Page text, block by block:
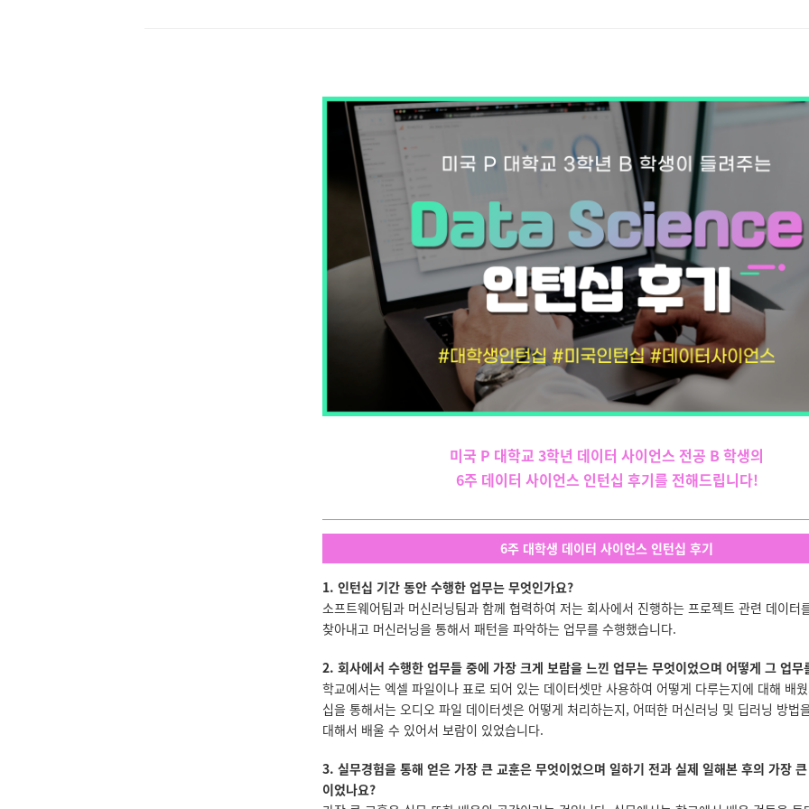
미국 P 대학교 3학년 데이터 사이언스 전공 B 학생의
6주 데이터 사이언스 인턴십 후기를 전해드립니다!
6주 대학생 데이터 사이언스 인턴십 후기
1. 인턴십 기간 동안 수행한 업무는 무엇인가요?
소프트웨어팀과 머신러닝팀과 함께 협력하여 저는 회사에서 진행하는 프로젝트 관련 데이터
찾아내고 머신러닝을 통해서 패턴을 파악하는 업무를 수행했습니다.
2. 회사에서 수행한 업무들 중에 가장 크게 보람을 느낀 업무는 무엇이었으며 어떻게 그 업무
학교에서는 엑셀 파일이나 표로 되어 있는 데이터셋만 사용하여 어떻게 다루는지에 대해 배
십을 통해서는 오디오 파일 데이터셋은 어떻게 처리하는지, 어떠한 머신러닝 및 딥러닝 방법
대해서 배울 수 있어서 보람이 있었습니다.
3. 실무경험을 통해 얻은 가장 큰 교훈은 무엇이었으며 일하기 전과 실제 일해본 후의 가장
이었나요?